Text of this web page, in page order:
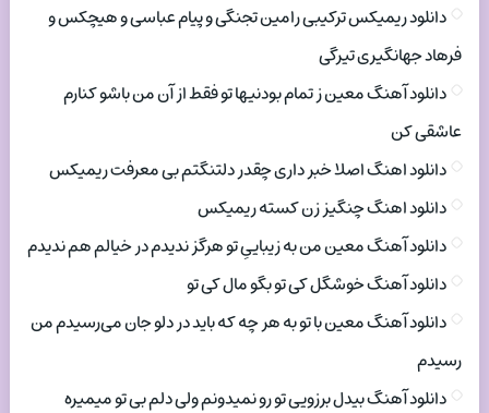
دانلود ریمیکس ترکیبی رامین تجنگی و پیام عباسی و هیچکس و
فرهاد جهانگیری تیرگی
دانلود آهنگ معین ز تمام بودنیها تو فقط از آن من باشو کنارم
عاشقی کن
دانلود اهنگ اصلا خبر داری چقدر دلتنگتم بی معرفت ریمیکس
دانلود اهنگ چنگیز زن کسته ریمیکس
دانلود آهنگ معین من به زیباییِ تو هرگز ندیدم در خیالم هم ندیدم
دانلود آهنگ خوشگل کی تو بگو مال کی تو
دانلود آهنگ معین با تو به هر چه که باید در دلو جان می‌رسیدم من
رسیدم
دانلود آهنگ بیدل برزویی تو رو نمیدونم ولی دلم بی تو میمیره